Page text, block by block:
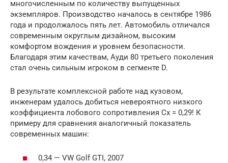
многочисленным по количеству выпущенных
экземпляров. Производство началось в сентябре 1986
года и продолжалось пять лет. Автомобиль отличался
современным округлым дизайном, высоким
комфортом вождения и уровнем безопасности.
Благодаря этим качествам, Ауди 80 третьего поколения
стал очень сильным игроком в сегменте D.
В результате комплексной работе над кузовом,
инженерам удалось добиться невероятного низкого
коэффициента лобового сопротивления Cx = 0,29! К
примеру для сравнения аналогичный показатель
современных машин:
0,34 — VW Golf GTI, 2007